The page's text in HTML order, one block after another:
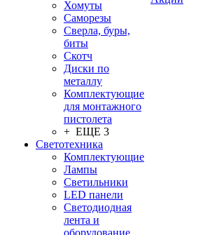
Хомуты
Саморезы
Сверла, буры,
биты
Скотч
Диски по
металлу
Комплектующие
для монтажного
пистолета
+ ЕЩЕ 3
Светотехника
Комплектующие
Лампы
Светильники
LED панели
Светодиодная
лента и
оборудование